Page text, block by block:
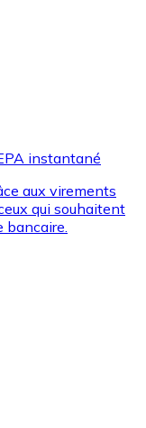
instantané
aux virements
qui souhaitent